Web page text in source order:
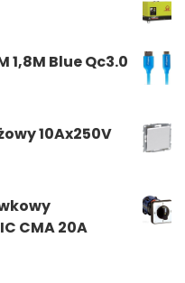
1,8M Blue Qc3.0
10Ax250V
CMA 20A